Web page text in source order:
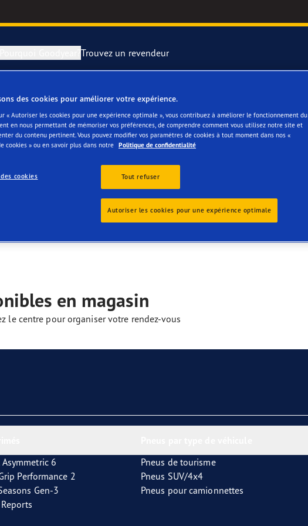
et changer vos pneus
Pourquoi Goodyear?
RACING
F1 SuperSport
Trouvez un revendeur
en magasin
le centre pour organiser votre rendez-vous
Asymmetric 6
Performance 2
Gen-3
Pneus de tourisme
Pneus SUV/4x4
Pneus pour camionnettes
des cookies pour améliorer votre expérience.
« Autoriser les cookies pour une expérience optimale », vous contribuez à améliorer le fonctionnement du
en nous permettant de mémoriser vos préférences, de comprendre comment vous utilisez notre site et
du contenu pertinent. Vous pouvez modifier vos paramètres de cookies à tout moment dans nos «
cookies » ou en savoir plus dans notre Politique de confidentialité
cookies Tout refuser
Autoriser les cookies pour une expérience optimale